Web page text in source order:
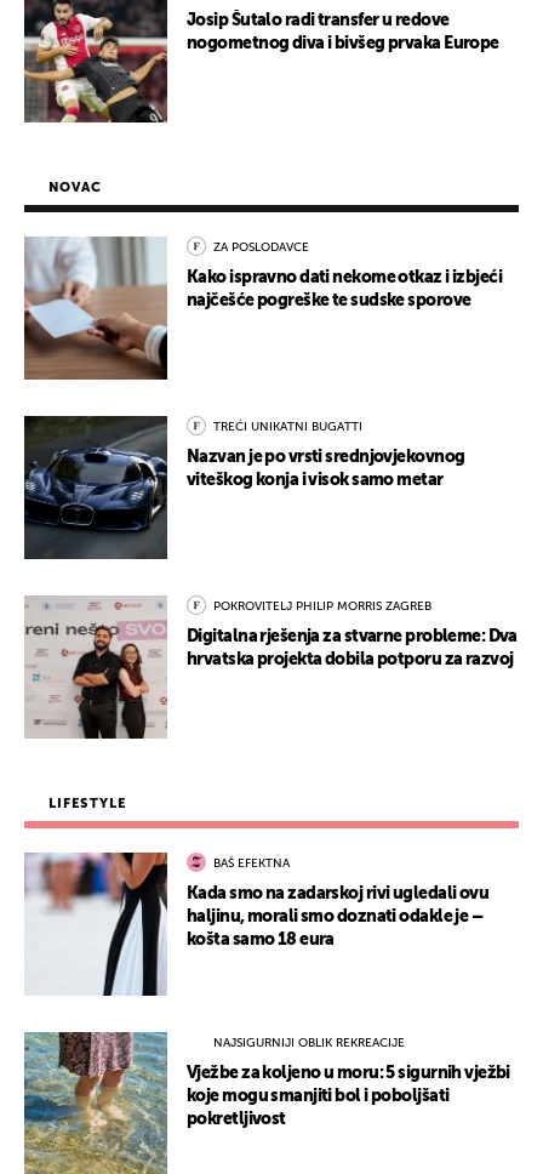
Josip Šutalo radi transfer u redove
nogometnog diva i bivšeg prvaka Europe
NOVAC
ZA POSLODAVCE
Kako ispravno dati nekome otkaz i izbjeći
najčešće pogreške te sudske sporove
TREĆI UNIKATNI BUGATTI
Nazvan je po vrsti srednjovjekovnog
viteškog konja i visok samo metar
POKROVITELJ PHILIP MORRIS ZAGREB
Digitalna rješenja za stvarne probleme: Dva
hrvatska projekta dobila potporu za razvoj
LIFESTYLE
BAŠ EFEKTNA
Kada smo na zadarskoj rivi ugledali ovu
haljinu, morali smo doznati odakle je –
košta samo 18 eura
NAJSIGURNIJI OBLIK REKREACIJE
Vježbe za koljeno u moru: 5 sigurnih vježbi
koje mogu smanjiti bol i poboljšati
pokretljivost